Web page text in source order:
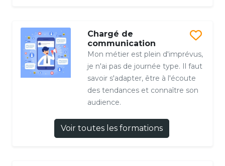
Chargé de
communication
Mon métier est plein d'imprévus,
je n'ai pas de journée type. Il faut
savoir s'adapter, être à l'écoute
des tendances et connaître son
audience.
Voir toutes les formations